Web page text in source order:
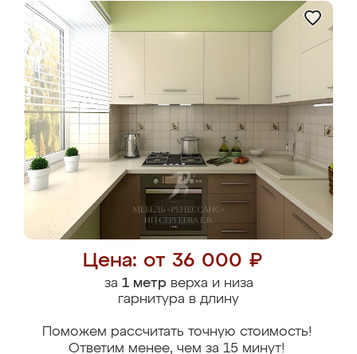
Цена: от 36 000 ₽
за 1 метрверха и низа
гарнитура в длину
Поможем рассчитать точную стоимость!
Ответим менее, чем за 15 минут!